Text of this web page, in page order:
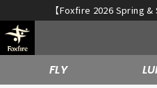
【Foxfire 2026 Spring &
FLY